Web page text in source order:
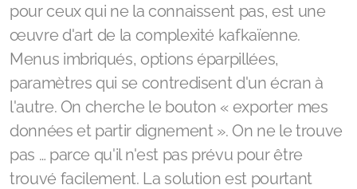
pour ceux qui ne la connaissent pas, est une
œuvre d'art de la complexité kafkaïenne.
Menus imbriqués, options éparpillées,
paramètres qui se contredisent d'un écran à
l'autre. On cherche le bouton « exporter mes
données et partir dignement ». On ne le trouve
pas … parce qu'il n'est pas prévu pour être
trouvé facilement. La solution est pourtant